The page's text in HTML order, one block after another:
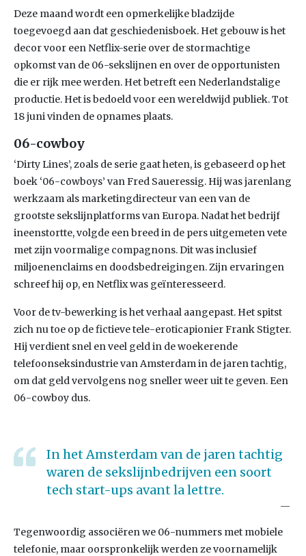
Deze maand wordt een opmerkelijke bladzijde
toegevoegd aan dat geschiedenisboek. Het gebouw is het
decor voor een Netflix-serie over de stormachtige
opkomst van de 06-sekslijnen en over de opportunisten
die er rijk mee werden. Het betreft een Nederlandstalige
productie. Het is bedoeld voor een wereldwijd publiek. Tot
18 juni vinden de opnames plaats.
06-cowboy
‘Dirty Lines’, zoals de serie gaat heten, is gebaseerd op het
boek ‘06-cowboys’ van Fred Saueressig. Hij was jarenlang
werkzaam als marketingdirecteur van een van de
grootste sekslijnplatforms van Europa. Nadat het bedrijf
ineenstortte, volgde een breed in de pers uitgemeten vete
met zijn voormalige compagnons. Dit was inclusief
miljoenenclaims en doodsbedreigingen. Zijn ervaringen
schreef hij op, en Netflix was geïnteresseerd.
Voor de tv-bewerking is het verhaal aangepast. Het spitst
zich nu toe op de fictieve tele-eroticapionier Frank Stigter.
Hij verdient snel en veel geld in de woekerende
telefoonseksindustrie van Amsterdam in de jaren tachtig,
om dat geld vervolgens nog sneller weer uit te geven. Een
06-cowboy dus.
In het Amsterdam van de jaren tachtig
waren de sekslijnbedrijven een soort
tech start-ups avant la lettre.
Tegenwoordig associëren we 06-nummers met mobiele
telefonie, maar oorspronkelijk werden ze voornamelijk